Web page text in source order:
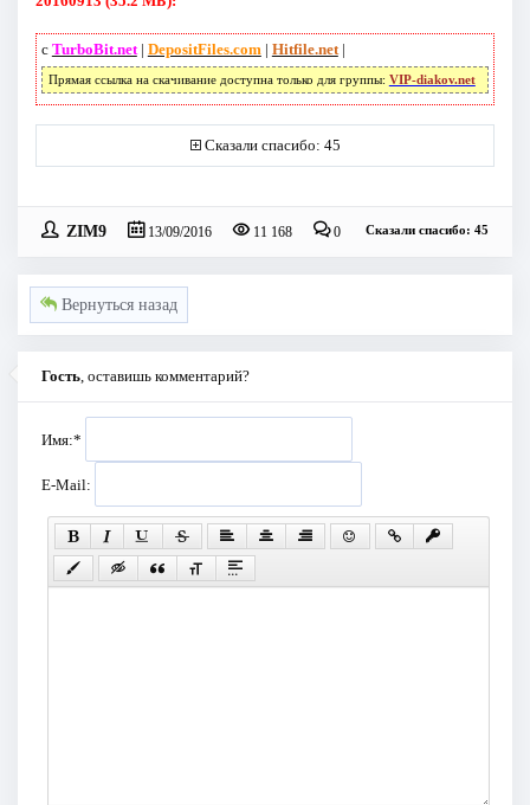
с TurboBit.net| DepositFiles.com| Hitfile.net|
Прямая ссылка на скачивание доступна только для группы: VIP-diakov.net
Сказали спасибо: 45
ZIM9 13/09/2016 11 168 0 Сказали спасибо: 45
Вернуться назад
Гость, оставишь комментарий?
Имя:*
E-Mail: